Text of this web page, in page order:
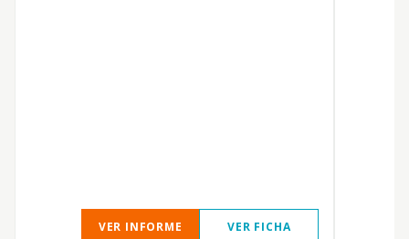
VER INFORME VER FICHA